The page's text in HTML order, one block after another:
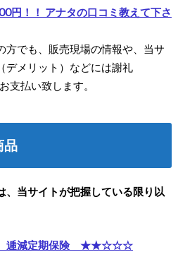
円！！ アナタの口コミ教えて下さ
方でも、販売現場の情報や、当サ
デメリット）などには謝礼
支払い致します。
品
、当サイトが把握している限り以
命 逓減定期保険 ★★☆☆☆